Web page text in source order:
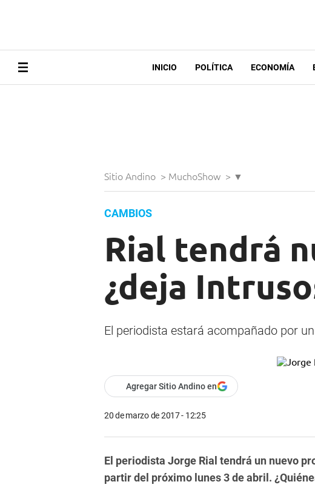
INICIO POLÍTICA ECONOMÍA
Sitio Andino > MuchoShow > ▼
CAMBIOS
Rial tendrá
¿deja
El periodista estará acompañado por
Agregar Sitio Andino en
20 de marzo de 2017 - 12:25
El periodista Jorge Rial tendrá un nuevo
partir del próximo lunes 3 de abril.